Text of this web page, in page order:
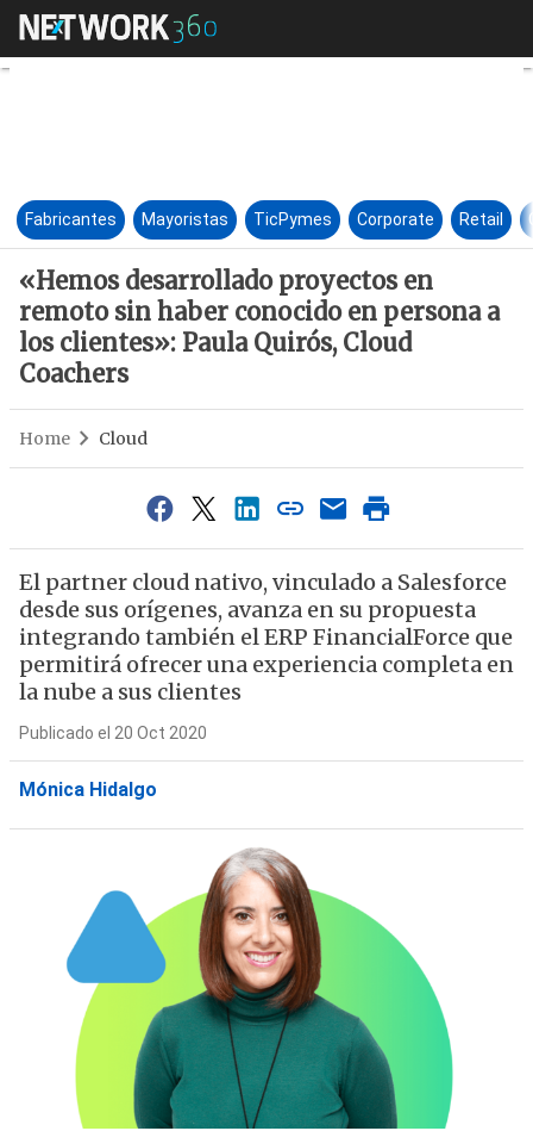
«Hemos desarrollado
Fabricantes Mayoristas TicPymes Corporate Retail
«Hemos desarrollado proyectos en
remoto sin haber conocido en persona a
los clientes»: Paula Quirós, Cloud
Coachers
Home Cloud
El partner cloud nativo, vinculado a Salesforce
desde sus orígenes, avanza en su propuesta
integrando también el ERP FinancialForce que
permitirá ofrecer una experiencia completa en
la nube a sus clientes
Publicado el 20 Oct 2020
Mónica Hidalgo